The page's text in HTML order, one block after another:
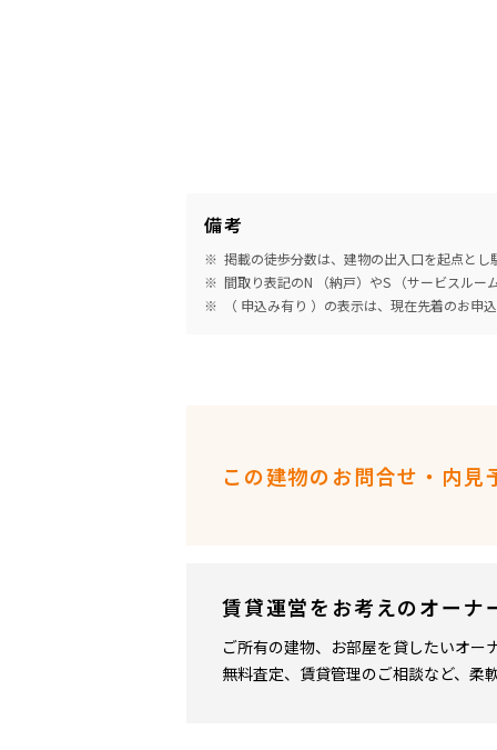
備考
掲載の徒歩分数は、建物の出入口を起点と
間取り表記のN （納戸）やS （サービスル
（ 申込み有り ）の表示は、現在先着のお
この建物のお問合せ・内見
賃貸運営をお考えのオーナ
ご所有の建物、お部屋を貸したいオー
無料査定、賃貸管理のご相談など、柔